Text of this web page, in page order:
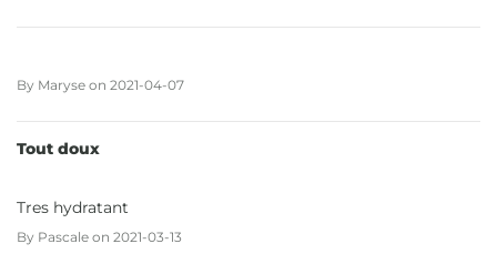
By Maryse on 2021-04-07
Tout doux
Tres hydratant
By Pascale on 2021-03-13